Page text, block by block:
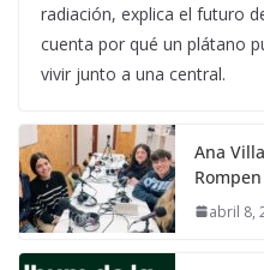
radiación, explica el futuro
cuenta por qué un plátano
vivir junto a una central.
Ana
abril 8,